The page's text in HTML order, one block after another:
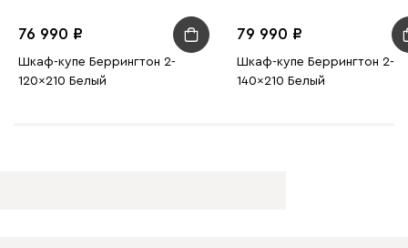
76 990
Шкаф-купе Беррингтон 2-
120x210 Белый
79 990
Шкаф-купе Беррингтон 2-
140x210 Белый